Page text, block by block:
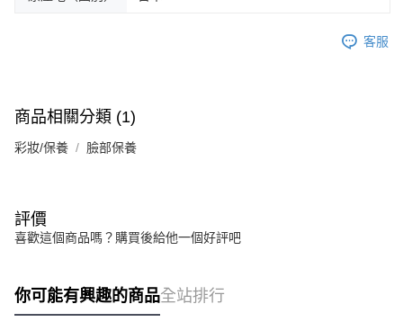
客服
商品相關分類 (1)
彩妝/保養 臉部保養
評價
喜歡這個商品嗎？購買後給他一個好評吧
你可能有興趣的商品全站排行